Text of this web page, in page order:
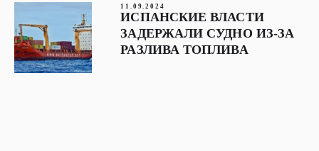
11.09.2024
ИСПАНСКИЕ ВЛАСТИ
ЗАДЕРЖАЛИ СУДНО ИЗ-ЗА
РАЗЛИВА ТОПЛИВА